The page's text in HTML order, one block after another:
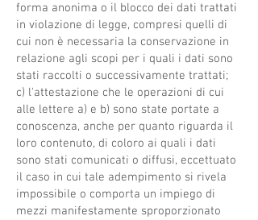
forma anonima o il blocco dei dati trattati
in violazione di legge, compresi quelli di
cui non è necessaria la conservazione in
relazione agli scopi per i quali i dati sono
stati raccolti o successivamente trattati;
c) l'attestazione che le operazioni di cui
alle lettere a) e b) sono state portate a
conoscenza, anche per quanto riguarda il
loro contenuto, di coloro ai quali i dati
sono stati comunicati o diffusi, eccettuato
il caso in cui tale adempimento si rivela
impossibile o comporta un impiego di
mezzi manifestamente sproporzionato